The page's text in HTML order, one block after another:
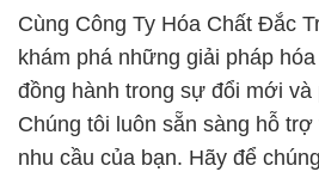
Cùng Công Ty Hóa Chất Đắc
khám phá những giải pháp
đồng hành trong sự đổi mới và
Chúng tôi luôn sẵn sàng hỗ
nhu cầu của bạn. Hãy để